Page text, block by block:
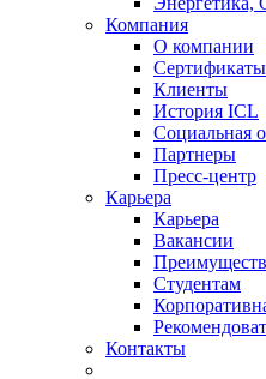
Компания
О компании
Клиенты
История ICL
Социальная
Партнеры
Пресс-центр
Карьера
Карьера
Вакансии
Студентам
Контакты